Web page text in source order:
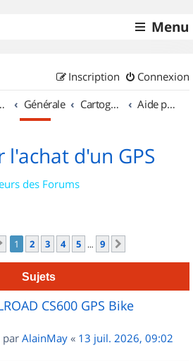
Menu
Connexion
Inscription
Générale Cartographie et GPS Aide pour l'achat d'un GPS
d'un GPS
des Forums
Page 1sur
1 2 3 4 5 … 9
Sujets
CS600 GPS Bike
par AlainMay « 13 juil. 2026, 09:02